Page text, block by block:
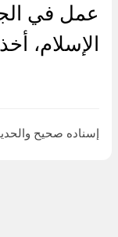
عمل في
الإسلام،
إسناده صحيح